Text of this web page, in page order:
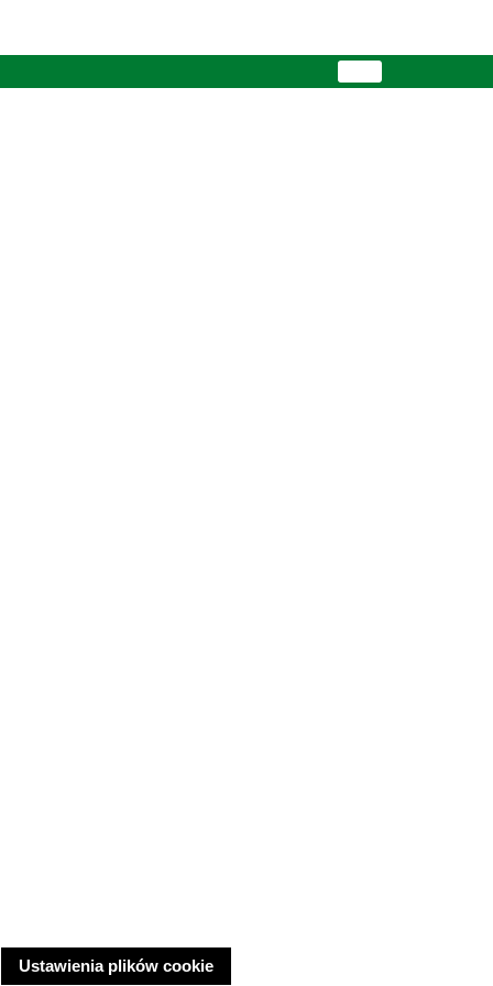
Ustawienia plików cookie